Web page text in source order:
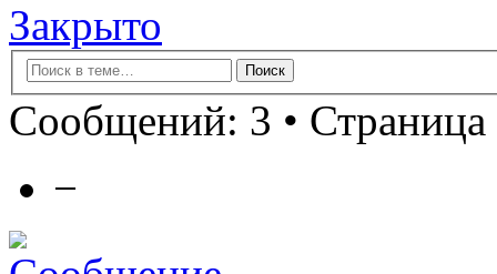
Закрыто
Сообщений: 3 • Страница
−